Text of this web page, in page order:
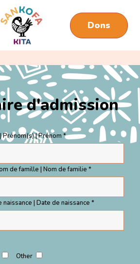
Dons
d'admission
Prénom(s) | Prénom *
de famille | Nom de familie *
| Date de naissance *
Other